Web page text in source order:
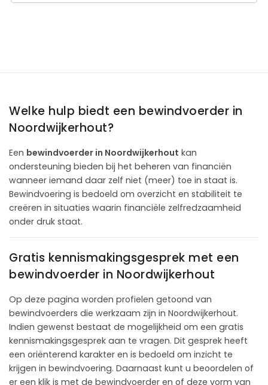
Welke hulp biedt een bewindvoerder in
Noordwijkerhout?
Een bewindvoerder in Noordwijkerhout kan
ondersteuning bieden bij het beheren van financiën
wanneer iemand daar zelf niet (meer) toe in staat is.
Bewindvoering is bedoeld om overzicht en stabiliteit te
creëren in situaties waarin financiële zelfredzaamheid
onder druk staat.
Gratis kennismakingsgesprek met een
bewindvoerder in Noordwijkerhout
Op deze pagina worden profielen getoond van
bewindvoerders die werkzaam zijn in Noordwijkerhout.
Indien gewenst bestaat de mogelijkheid om een gratis
kennismakingsgesprek aan te vragen. Dit gesprek heeft
een oriënterend karakter en is bedoeld om inzicht te
krijgen in bewindvoering. Daarnaast kunt u beoordelen of
er een klik is met de bewindvoerder en of deze vorm van